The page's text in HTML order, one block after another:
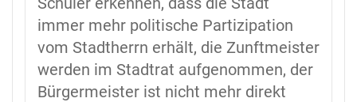
immer mehr politische Partizipation
vom Stadtherrn erhält, die Zunftmeister
werden im Stadtrat aufgenommen, der
Bürgermeister ist nicht mehr direkt